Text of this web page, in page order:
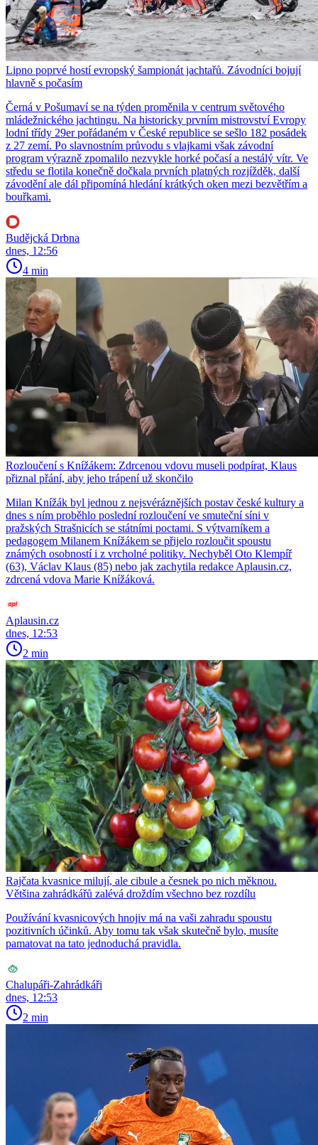
Lipno poprvé hostí evropský šampionát jachtařů. Závodníci bojují
hlavně s počasím
Černá v Pošumaví se na týden proměnila v centrum světového
mládežnického jachtingu. Na historicky prvním mistrovství Evropy
lodní třídy 29er pořádaném v České republice se sešlo 182 posádek
z 27 zemí. Po slavnostním průvodu s vlajkami však závodní
program výrazně zpomalilo nezvykle horké počasí a nestálý vítr. Ve
středu se flotila konečně dočkala prvních platných rozjížděk, další
závodění ale dál připomíná hledání krátkých oken mezi bezvětřím a
bouřkami.
Budějcká Drbna
dnes, 12:56
4 min
Rozloučení s Knížákem: Zdrcenou vdovu museli podpírat, Klaus
přiznal přání, aby jeho trápení už skončilo
Milan Knížák byl jednou z nejsvéráznějších postav české kultury a
dnes s ním proběhlo poslední rozloučení ve smuteční síni v
pražských Strašnicích se státními poctami. S výtvarníkem a
pedagogem Milanem Knížákem se přijelo rozloučit spoustu
známých osobností i z vrcholné politiky. Nechyběl Oto Klempíř
(63), Václav Klaus (85) nebo jak zachytila redakce Aplausin.cz,
zdrcená vdova Marie Knížáková.
Aplausin.cz
dnes, 12:53
2 min
Rajčata kvasnice milují, ale cibule a česnek po nich měknou.
Většina zahrádkářů zalévá droždím všechno bez rozdílu
Používání kvasnicových hnojiv má na vaši zahradu spoustu
pozitivních účinků. Aby tomu tak však skutečně bylo, musíte
pamatovat na tato jednoduchá pravidla.
Chalupáři-Zahrádkáři
dnes, 12:53
2 min